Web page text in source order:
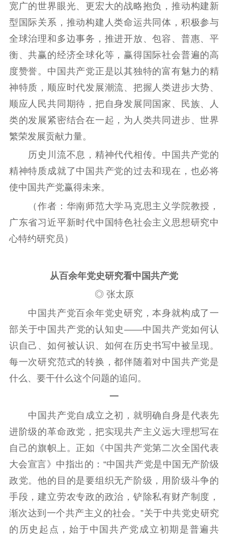
宽广的世界眼光、更宏大的战略抱负，推动构建新
型国际关系，推动构建人类命运共同体，积极参与
全球治理和多边事务，推进开放、包容、普惠、平
衡、共赢的经济全球化等，赢得国际社会普遍的高
度赞誉。中国共产党正是以其独特的富有魅力的精
神特质，顺应时代发展潮流、把握人类进步大势、
顺应人民共同期待，把自身发展同国家、民族、人
类的发展紧密结合在一起，为人类共同进步、世界
繁荣发展贡献力量。
历史川流不息，精神代代相传。中国共产党的
精神特质成就了中国共产党的过去和现在，也必将
使中国共产党赢得未来。
（作者：华南师范大学马克思主义学院教授，
广东省习近平新时代中国特色社会主义思想研究中
心特约研究员）
从百余年党史研究看中国共产党
◎ 张太原
中国共产党百余年党史研究，本身就构成了一
部关于中国共产党的认知史——中国共产党如何认
识自己、如何被认识、如何在历史书写中被呈现。
每一次研究范式的转换，都伴随着对中国共产党是
什么、要干什么这个问题的追问。
一
中国共产党自成立之初，就明确自身是代表先
进阶级的革命政党，把实现共产主义远大理想写在
自己的旗帜上。正如《中国共产党第二次全国代表
大会宣言》中指出的：“中国共产党是中国无产阶级
政党。他的目的是要组织无产阶级，用阶级斗争的
手段，建立劳农专政的政治，铲除私有财产制度，
渐次达到一个共产主义的社会。”关于中共党史研究
的历史起点，始于中国共产党成立初期是普遍共